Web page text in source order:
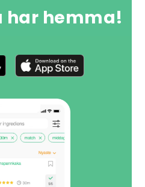
har hemma!